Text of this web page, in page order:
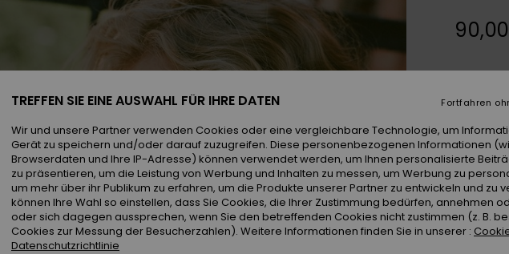
TREFFEN SIE EINE AUSWAHL FÜR IHRE DATEN
Wir und unsere Partner verwenden Cookies oder eine vergleichbare Technologie, um
Gerät zu speichern und/oder darauf zuzugreifen. Diese personenbezogenen Informationen
Browserdaten und Ihre IP-Adresse) können verwendet werden, um Ihnen personalisierte
zu präsentieren, um die Leistung von Werbung und Inhalten zu messen, um Werbung zu
um mehr über ihr Publikum zu erfahren, um die Produkte unserer Partner zu entwickeln und zu
können Ihre Wahl so einstellen, dass Sie Cookies, die Ihrer Zustimmung bedürfen, annehmen
oder sich dagegen aussprechen, wenn Sie den betreffenden Cookies nicht zustimmen (z. B.
Cookies zur Messung der Besucherzahlen). Weitere Informationen finden Sie in unserer :
Datenschutzrichtlinie
Fortfahren